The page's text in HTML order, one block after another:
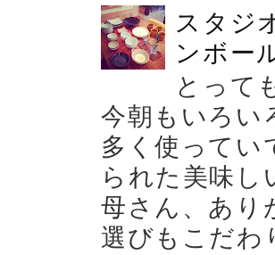
スタジ
ンボー
とって
今朝もいろい
多く使ってい
られた美味
母さん、あり
選びもこだ